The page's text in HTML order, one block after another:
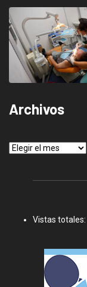
Archivos
Archivos
Vistas totales: